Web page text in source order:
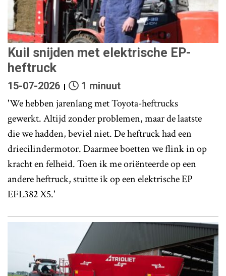
Kuil snijden met elektrische EP-
heftruck
15-07-2026 1 minuut
'We hebben jarenlang met Toyota-heftrucks
gewerkt. Altijd zonder problemen, maar de laatste
die we hadden, beviel niet. De heftruck had een
driecilindermotor. Daarmee boetten we flink in op
kracht en felheid. Toen ik me oriënteerde op een
andere heftruck, stuitte ik op een elektrische EP
EFL382 X5.'